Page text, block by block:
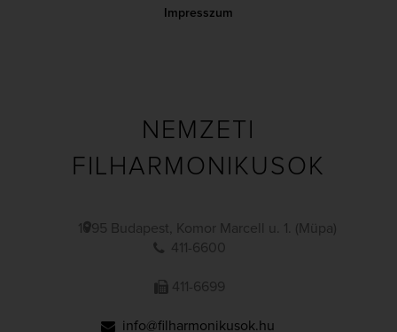
Impresszum
NEMZETI
FILHARMONIKUSOK
1095 Budapest, Komor Marcell u. 1. (Müpa)
411-6600
411-6699
info@filharmonikusok.hu